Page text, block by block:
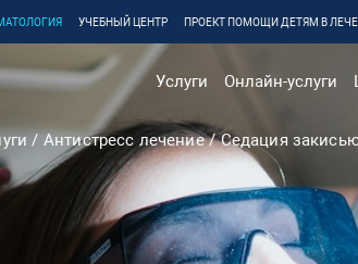
УЧЕБНЫЙ ЦЕНТР ПРОЕКТ ПОМОЩИ ДЕТЯМ В
Услуги Онлайн-услуги
Антистресс лечение Седация